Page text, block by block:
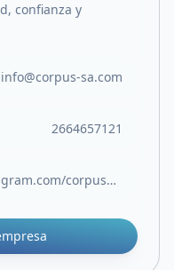
confianza y
info@corpus-sa.com
2664657121
https://www.instagram.com/corpusmateriales/